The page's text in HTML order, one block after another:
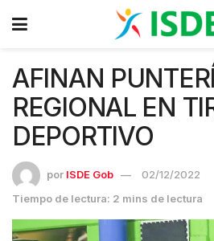
AFINAN
REGIONAL EN
DEPORTIVO
por ISDE Gob
02/12/2022
Tiempo de lectura: 2 mins de lectura